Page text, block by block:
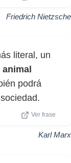
Friedrich Nietzsche
literal, un
animal
podrá
Ver frase
Karl Marx